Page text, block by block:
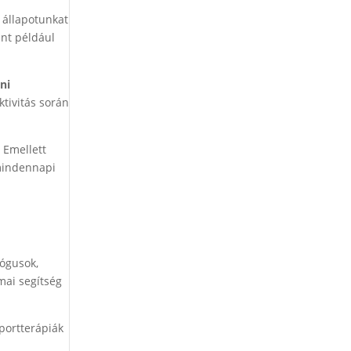
állapotunkat
például
során
Emellett
segítség